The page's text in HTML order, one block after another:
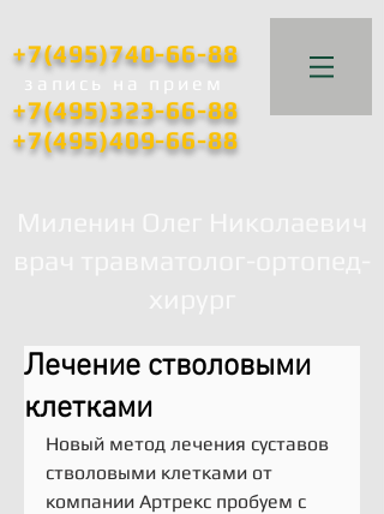
+7(495)740-66-88
запись на прием
+7(495)323-66-88
+7(495)409-66-88
Лечение стволовыми
клетками
Новый метод лечения суставов
стволовыми клетками от
компании Артрекс пробуем с